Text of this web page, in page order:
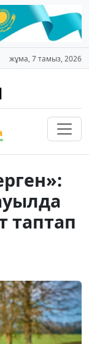
жұма, 7 тамыз, 2026
таптап